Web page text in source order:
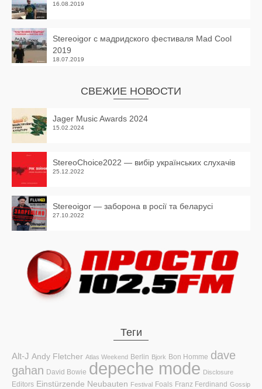
16.08.2019
Stereoigor с мадридского фестиваля Mad Cool
2019
18.07.2019
СВЕЖИЕ НОВОСТИ
Jager Music Awards 2024
15.02.2024
StereoChoice2022 — вибір українських слухачів
25.12.2022
Stereoigor — заборона в росії та беларусі
27.10.2022
Теги
Alt-J Andy Fletcher Atlas Weekend Berlin Bjork Bon Homme dave
gahan David Bowie depeche mode Disclosure
Editors Einstürzende Neubauten Festival Foals Franz Ferdinand Gossip